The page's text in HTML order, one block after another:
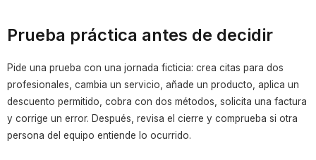
Prueba práctica antes de decidir
Pide una prueba con una jornada ficticia: crea citas para dos
profesionales, cambia un servicio, añade un producto, aplica un
descuento permitido, cobra con dos métodos, solicita una factura
y corrige un error. Después, revisa el cierre y comprueba si otra
persona del equipo entiende lo ocurrido.